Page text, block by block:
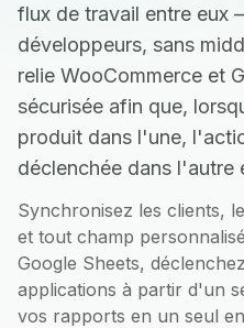
flux de travail entre eux
développeurs, sans
relie WooCommerce et
sécurisée afin que,
produit dans l'une,
déclenchée dans l'autre
Synchronisez les clients,
et tout champ
Google Sheets,
applications à partir d'un
vos rapports en un seul